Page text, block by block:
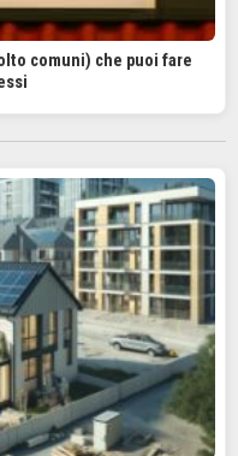
comuni) che puoi fare